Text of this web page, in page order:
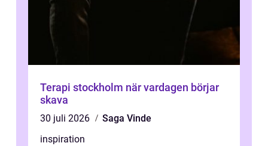
Terapi stockholm när vardagen börjar
skava
30 juli 2026
Saga Vinde
inspiration